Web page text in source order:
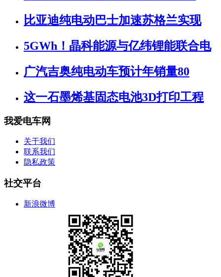
比亚迪纯电动巴士加速苏格兰实现
5GWh！晶科能源与亿纬锂能联合电
广汽吉奥纯电动车预计年销量80
这一石墨烯基固态电池3D打印工程
我爱电车网
关于我们
联系我们
隐私政策
社交平台
新浪微博